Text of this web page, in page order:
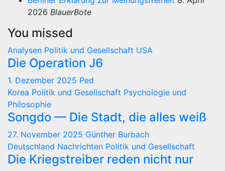
2026 BlauerBote
You missed
Analysen Politik und Gesellschaft USA
Die Operation J6
1. Dezember 2025 Ped
Korea Politik und Gesellschaft Psychologie und
Philosophie
Songdo — Die Stadt, die alles weiß
27. November 2025 Günther Burbach
Deutschland Nachrichten Politik und Gesellschaft
Die Kriegstreiber reden nicht nur